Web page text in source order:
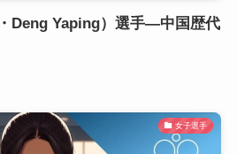
Deng Yaping）選手―中国歴代
女子選手